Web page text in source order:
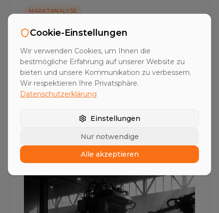
MARKTANALYSE
KI im Vertrieb: Warum der
Milliarden fließen in AI Sales, doch die Rechnung
zahlt der Mittelstand. Eine schonungslose
Marktanalyse, warum KI im Vertrieb anders
gedacht werden muss.
Cookie-Einstellungen
Wir verwenden Cookies, um Ihnen die
bestmögliche Erfahrung auf unserer Website zu
bieten und unsere Kommunikation zu verbessern.
Wir respektieren Ihre Privatsphäre.
Datenschutzerklärung
Einstellungen
Nur notwendige
Alle akzeptieren